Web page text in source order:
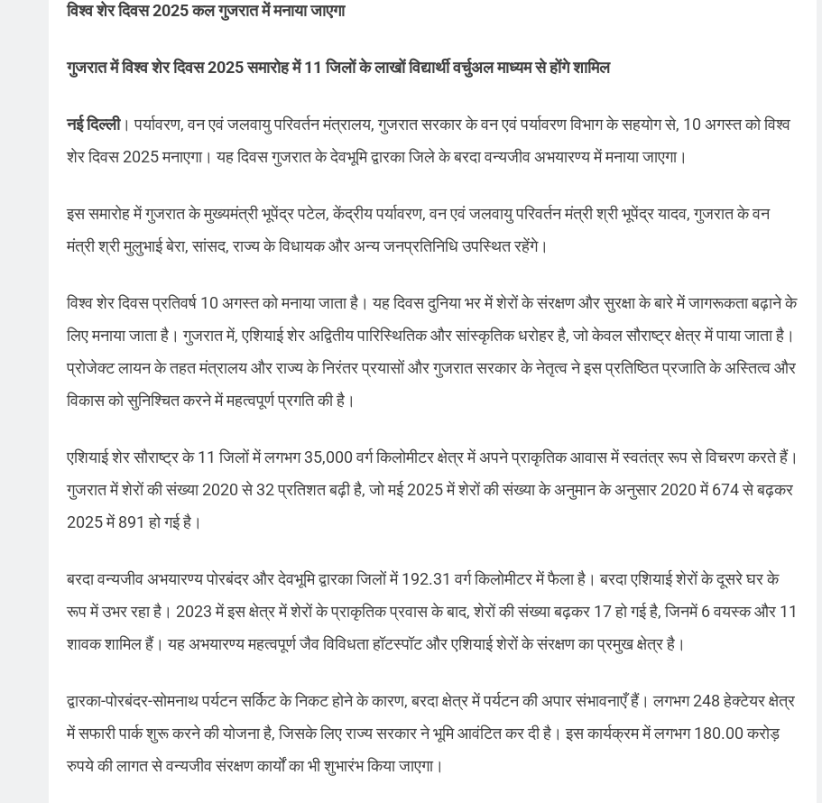
विश्व शेर दिवस 2025 कल गुजरात में मनाया जाएगा
गुजरात में विश्व शेर दिवस 2025 समारोह में 11 जिलों के लाखों विद्यार्थी वर्चुअल माध्यम से होंगे शामिल
नई दिल्ली। पर्यावरण, वन एवं जलवायु परिवर्तन मंत्रालय, गुजरात सरकार के वन एवं पर्यावरण विभाग के सहयोग से, 10 अगस्त को विश्व
शेर दिवस 2025 मनाएगा। यह दिवस गुजरात के देवभूमि द्वारका जिले के बरदा वन्यजीव अभयारण्य में मनाया जाएगा।
इस समारोह में गुजरात के मुख्यमंत्री भूपेंद्र पटेल, केंद्रीय पर्यावरण, वन एवं जलवायु परिवर्तन मंत्री श्री भूपेंद्र यादव, गुजरात के वन
मंत्री श्री मुलुभाई बेरा, सांसद, राज्य के विधायक और अन्य जनप्रतिनिधि उपस्थित रहेंगे।
विश्व शेर दिवस प्रतिवर्ष 10 अगस्त को मनाया जाता है। यह दिवस दुनिया भर में शेरों के संरक्षण और सुरक्षा के बारे में जागरूकता बढ़ाने के
लिए मनाया जाता है। गुजरात में, एशियाई शेर अद्वितीय पारिस्थितिक और सांस्कृतिक धरोहर है, जो केवल सौराष्ट्र क्षेत्र में पाया जाता है।
प्रोजेक्ट लायन के तहत मंत्रालय और राज्य के निरंतर प्रयासों और गुजरात सरकार के नेतृत्व ने इस प्रतिष्ठित प्रजाति के अस्तित्व और
विकास को सुनिश्चित करने में महत्वपूर्ण प्रगति की है।
एशियाई शेर सौराष्ट्र के 11 जिलों में लगभग 35,000 वर्ग किलोमीटर क्षेत्र में अपने प्राकृतिक आवास में स्वतंत्र रूप से विचरण करते हैं।
गुजरात में शेरों की संख्या 2020 से 32 प्रतिशत बढ़ी है, जो मई 2025 में शेरों की संख्या के अनुमान के अनुसार 2020 में 674 से बढ़कर
2025 में 891 हो गई है।
बरदा वन्यजीव अभयारण्य पोरबंदर और देवभूमि द्वारका जिलों में 192.31 वर्ग किलोमीटर में फैला है। बरदा एशियाई शेरों के दूसरे घर के
रूप में उभर रहा है। 2023 में इस क्षेत्र में शेरों के प्राकृतिक प्रवास के बाद, शेरों की संख्या बढ़कर 17 हो गई है, जिनमें 6 वयस्क और 11
शावक शामिल हैं। यह अभयारण्य महत्वपूर्ण जैव विविधता हॉटस्पॉट और एशियाई शेरों के संरक्षण का प्रमुख क्षेत्र है।
द्वारका-पोरबंदर-सोमनाथ पर्यटन सर्किट के निकट होने के कारण, बरदा क्षेत्र में पर्यटन की अपार संभावनाएँ हैं। लगभग 248 हेक्टेयर क्षेत्र
में सफारी पार्क शुरू करने की योजना है, जिसके लिए राज्य सरकार ने भूमि आवंटित कर दी है। इस कार्यक्रम में लगभग 180.00 करोड़
रुपये की लागत से वन्यजीव संरक्षण कार्यों का भी शुभारंभ किया जाएगा।